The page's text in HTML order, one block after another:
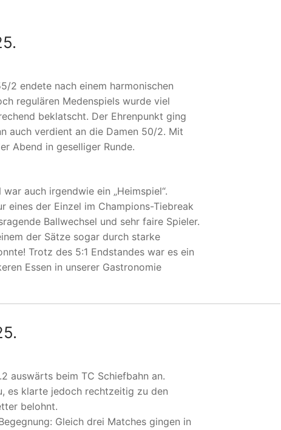
2 endete nach einem harmonischen
regulären Medenspiels wurde viel
beklatscht. Der Ehrenpunkt ging
auch verdient an die Damen 50/2. Mit
Abend in geselliger Runde.
auch irgendwie ein „Heimspiel“.
der Einzel im Champions-Tiebreak
Ballwechsel und sehr faire Spieler.
der Sätze sogar durch starke
Trotz des 5:1 Endstandes war es ein
Essen in unserer Gastronomie
auswärts beim TC Schiefbahn an.
es klarte jedoch rechtzeitig zu den
belohnt.
Gleich drei Matches gingen in